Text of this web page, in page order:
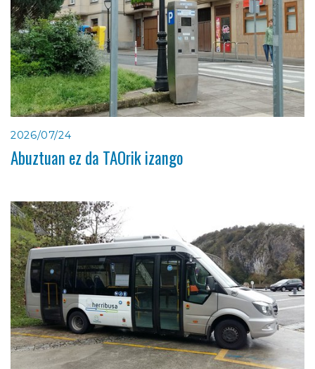
2026/07/24
Abuztuan ez da TAOrik izango